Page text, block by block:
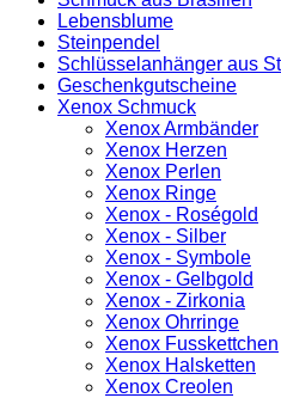
Lebensblume
Steinpendel
Schlüsselanhänger aus
Geschenkgutscheine
Xenox Schmuck
Xenox Armbänder
Xenox Herzen
Xenox Perlen
Xenox Ringe
Xenox - Roségold
Xenox - Silber
Xenox - Symbole
Xenox - Gelbgold
Xenox - Zirkonia
Xenox Ohrringe
Xenox Fusskettchen
Xenox Halsketten
Xenox Creolen